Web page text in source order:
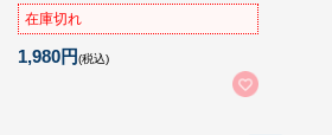
在庫切れ
1,980円(税込)